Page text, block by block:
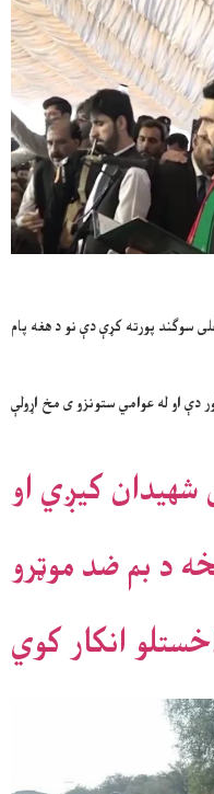
سوګند پورته کړې دې نو د هغه پام
دې او له عوامي ستونزو ی مخ اړولې
شهیدان کیږي او
د بم ضد موټرو
انکار کوي